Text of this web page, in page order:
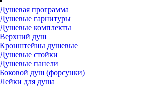
Душевая программа
Душевые гарнитуры
Душевые комплекты
Верхний душ
Кронштейны душевые
Душевые стойки
Душевые панели
Боковой душ (форсунки)
Лейки для душа